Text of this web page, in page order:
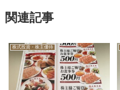
関連記事
株式投資・株主優待